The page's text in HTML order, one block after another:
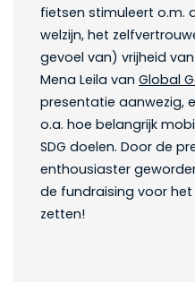
fietsen stimuleert o.m.
welzijn, het
gevoel van) vrijheid
Mena Leila van Global
presentatie aanwezig,
o.a. hoe belangrijk
SDG doelen. Door de
enthousiaster
de fundraising voor
zetten!